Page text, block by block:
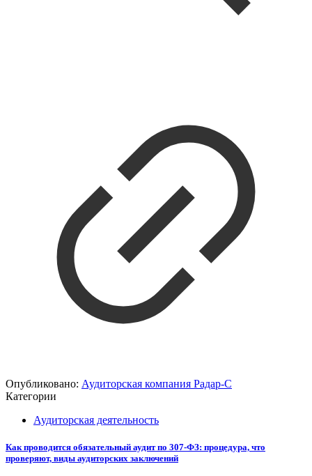
Опубликовано: Аудиторская компания Радар-С
Категории
Аудиторская деятельность
Как проводится обязательный аудит по 307-ФЗ: процедура, что
проверяют, виды аудиторских заключений